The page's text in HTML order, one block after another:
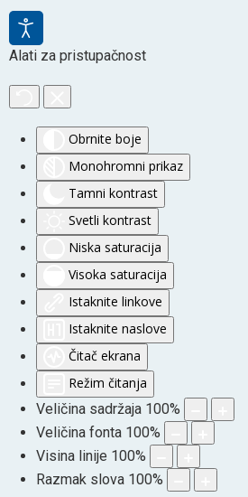
Alati za pristupačnost
Obrnite boje
Monohromni prikaz
Tamni kontrast
Svetli kontrast
Niska saturacija
Visoka saturacija
Istaknite linkove
Istaknite naslove
Čitač ekrana
Režim čitanja
Veličina sadržaja 100%
Veličina fonta 100%
Visina linije 100%
Razmak slova 100%